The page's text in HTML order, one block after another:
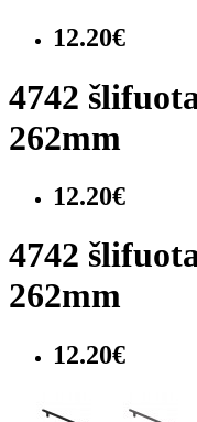
12.20€
4742
262mm
12.20€
4742
262mm
12.20€